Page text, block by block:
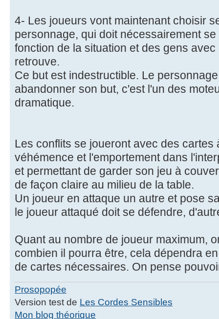
4- Les joueurs vont maintenant choisir
personnage, qui doit nécessairement
fonction de la situation et des gens
retrouve.
Ce but est indestructible. Le
abandonner son but, c'est l'un des
dramatique.
Les conflits se joueront avec des cartes
véhémence et l'emportement dans
et permettant de garder son jeu à
de façon claire au milieu de la table.
Un joueur en attaque un autre et pose
le joueur attaqué doit se défendre,
Quant au nombre de joueur maximum,
combien il pourra être, cela dépendra
de cartes nécessaires. On pense
Prosopopée
Version test de Les Cordes Sensibles
Mon blog théorique